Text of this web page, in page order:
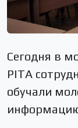
Сегодня в
PITA
обучали